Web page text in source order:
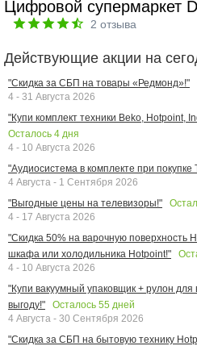
Цифровой супермаркет
2 отзыва
Действующие акции на
"Скидка за СБП на товары «Редмонд»!"
4 - 31 Августа 2026
"Купи комплект техники Beko, Hotpoint,
Осталось 4 дня
4 - 10 Августа 2026
"Аудиосистема в комплекте при покупке
4 Августа - 1 Сентября 2026
"Выгодные цены на телевизоры!"
4 - 17 Августа 2026
"Скидка 50% на варочную поверхность
шкафа или холодильника Hotpoint!"
4 - 10 Августа 2026
"Купи вакуумный упаковщик + рулон для
выгоду!"
Осталось 55 дней
4 Августа - 30 Сентября 2026
"Скидка за СБП на бытовую технику